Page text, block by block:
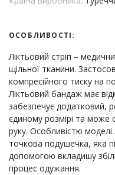
ОСОБЛИВОСТІ:
Ліктьовий стріп –
щільної тканини.
компресійного тиску на
Ліктьовий бандаж має
забезпечує додатковий,
єдиному розмірі та може
руку. Особливістю
точкова подушечка, яка
допомогою вкладишу
процес одужання.